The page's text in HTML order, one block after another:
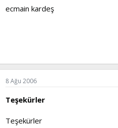
ecmain kardeş
8 Ağu 2006
Teşekürler
Teşekürler